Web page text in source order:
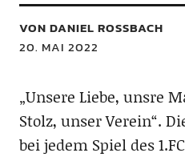
VON DANIEL ROSSBACH
20. MAI 2022
„Unsere Liebe, unsre
Stolz, unser Verein“.
bei jedem Spiel des